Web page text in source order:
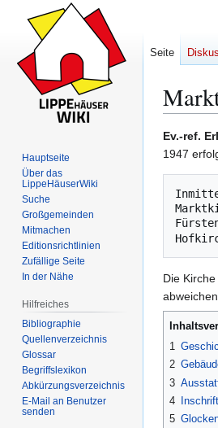
Zur
Zur
Ev.-ref.
1947
Die
1
2
3
4
5
Seite
Hauptseite
Über das
LippeHäuserWiki
Suche
Großgemeinden
Mitmachen
Editionsrichtlinien
Zufällige Seite
In der Nähe
Hilfreiches
Bibliographie
Quellenverzeichnis
Glossar
Begriffslexikon
Abkürzungsverzeichnis
E-Mail an Benutzer
senden